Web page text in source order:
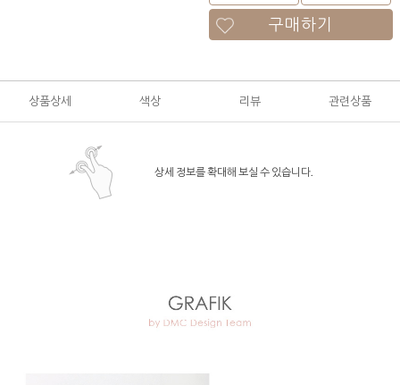
구매하기
상품상세 색상 리뷰 관련상품
상세 정보를 확대해 보실 수 있습니다.